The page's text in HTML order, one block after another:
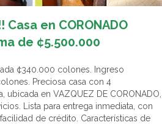
Casa en CORONADO
de ¢5.500.000
¢340.000 colones. Ingreso
Preciosa casa con 4
ubicada en VAZQUEZ DE CORONADO,
Lista para entrega inmediata, con
de crédito. Características de